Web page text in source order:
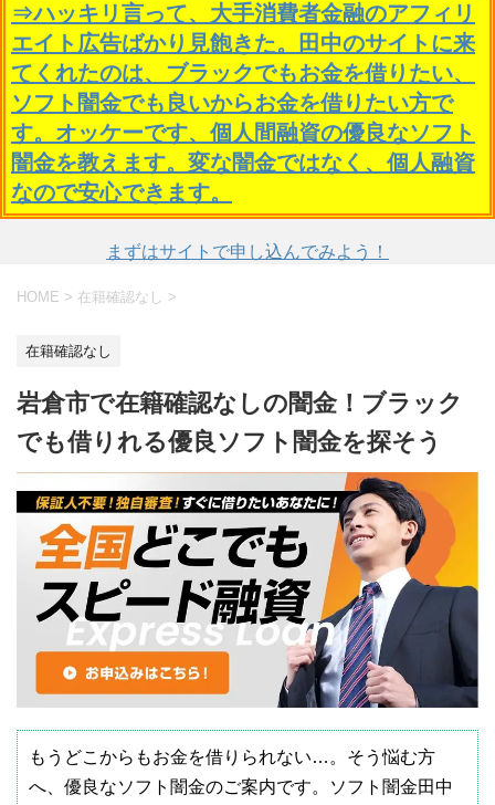
⇒ハッキリ言って、大手消費者金融のアフィリ
エイト広告ばかり見飽きた。田中のサイトに来
てくれたのは、ブラックでもお金を借りたい、
ソフト闇金でも良いからお金を借りたい方で
す。オッケーです、個人間融資の優良なソフト
闇金を教えます。変な闇金ではなく、個人融資
なので安心できます。
まずはサイトで申し込んでみよう！
HOME > 在籍確認なし >
在籍確認なし
岩倉市で在籍確認なしの闇金！ブラック
でも借りれる優良ソフト闇金を探そう
もうどこからもお金を借りられない…。そう悩む方
へ、優良なソフト闇金のご案内です。ソフト闇金田中